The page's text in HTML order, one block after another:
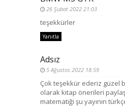
26 Şubat 2022 21:03
teşekkürler
Yanıtla
Adsız
5 Ağustos 2022 18:59
Çok teşekkür ederiz güzel
olarak kitap önerileri
matematiği şu yayının